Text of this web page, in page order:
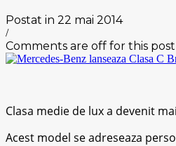
Postat in 22 mai 2014
/
Comments are off for this post
Clasa medie de lux a devenit
Acest model se adreseaza